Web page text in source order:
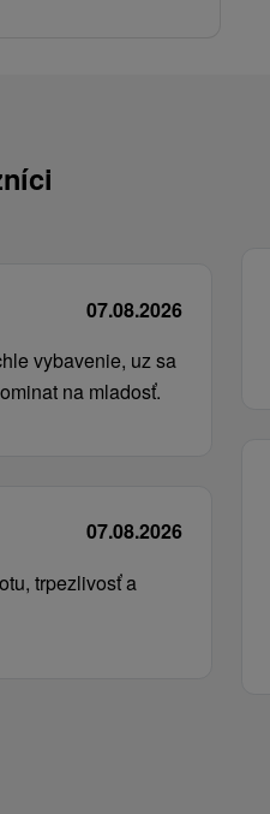
07.08.2026
vybavenie, uz sa
na mladosť.
07.08.2026
trpezlivosť a